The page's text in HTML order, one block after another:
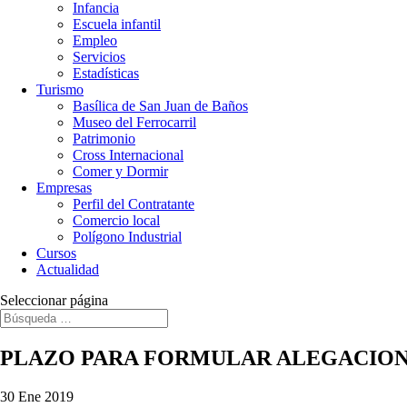
Infancia
Escuela infantil
Empleo
Servicios
Estadísticas
Turismo
Basílica de San Juan de Baños
Museo del Ferrocarril
Patrimonio
Cross Internacional
Comer y Dormir
Empresas
Perfil del Contratante
Comercio local
Polígono Industrial
Cursos
Actualidad
Seleccionar página
PLAZO PARA FORMULAR
30 Ene 2019